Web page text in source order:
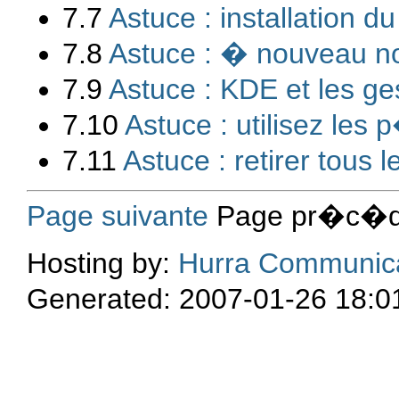
7.7 Astuce : installation
7.8 Astuce : � nouveau
7.9 Astuce : KDE et les
7.10 Astuce : utilisez les
7.11 Astuce : retirer tous
Page suivante Page
Hosting by: Hurra
Generated: 2007-01-26